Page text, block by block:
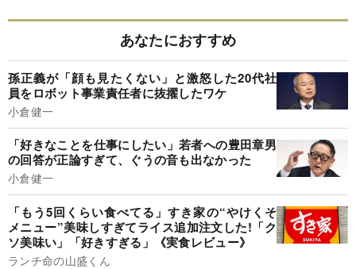
あなたにおすすめ
孫正義が「顔も見たくない」と激怒した20代社
員をロボット事業責任者に抜擢したワケ
小倉健一
「好きなことを仕事にしたい」若者への豊田章男
の回答が正論すぎて、ぐうの音も出なかった
小倉健一
「もう5回くらい食べてる」すき家の“やけくそ
メニュー”美味しすぎてライス追加注文した!「ク
ソ美味い」「好きすぎる」《実食レビュー》
ランチ命の山盛くん